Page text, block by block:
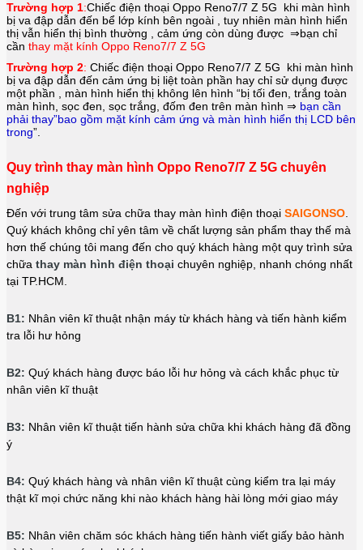
Trường hợp 1:Chiếc điện thoại Oppo Reno7/7 Z 5G khi màn hình
bị va đập dẫn đến bể lớp kính bên ngoài , tuy nhiên màn hình hiển
thị vẫn hiển thị bình thường , cảm ứng còn dùng được ⇒bạn chỉ
cần thay mặt kính Oppo Reno7/7 Z 5G
Trường hợp 2: Chiếc điện thoại Oppo Reno7/7 Z 5G khi màn hình
bị va đập dẫn đến cảm ứng bị liệt toàn phần hay chỉ sử dụng được
một phần , màn hình hiển thị không lên hình “bị tối đen, trắng toàn
màn hình, sọc đen, sọc trắng, đốm đen trên màn hình ⇒ bạn cần
phải thay”bao gồm mặt kính cảm ứng và màn hình hiển thị LCD bên
trong”.
Quy trình thay màn hình Oppo Reno7/7 Z 5G chuyên
nghiệp
Đến với trung tâm sửa chữa thay màn hình điện thoại SAIGONSO
Quý khách không chỉ yên tâm về chất lượng sản phẩm thay thế mà
hơn thế chúng tôi mang đến cho quý khách hàng một quy trình sửa
chữa thay màn hình điện thoại chuyên nghiệp, nhanh chóng nhất
tại TP.HCM.
B1: Nhân viên kĩ thuật nhận máy từ khách hàng và tiến hành kiểm
tra lỗi hư hỏng
B2: Quý khách hàng được báo lỗi hư hỏng và cách khắc phục từ
nhân viên kĩ thuật
B3: Nhân viên kĩ thuật tiến hành sửa chữa khi khách hàng đã đồng
ý
B4: Quý khách hàng và nhân viên kĩ thuật cùng kiểm tra lại máy
thật kĩ mọi chức năng khi nào khách hàng hài lòng mới giao máy
B5: Nhân viên chăm sóc khách hàng tiến hành viết giấy bảo hành